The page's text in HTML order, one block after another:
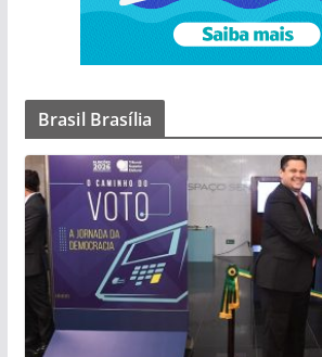
Brasil Brasília